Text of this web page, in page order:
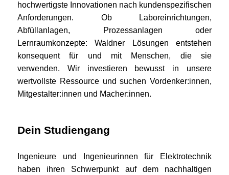
hochwertigste Innovationen nach kundenspezifischen
Anforderungen. Ob Laboreinrichtungen,
Abfüllanlagen, Prozessanlagen oder
Lernraumkonzepte: Waldner Lösungen entstehen
konsequent für und mit Menschen, die sie
verwenden. Wir investieren bewusst in unsere
wertvollste Ressource und suchen Vordenker:innen,
Mitgestalter:innen und Macher:innen.
Dein Studiengang
Ingenieure und Ingenieurinnen für Elektrotechnik
haben ihren Schwerpunkt auf dem nachhaltigen